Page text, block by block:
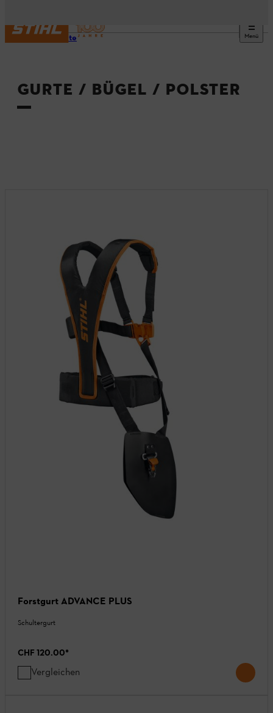
Menü
Startseite
GURTE / BÜGEL / POLSTER
Forstgurt ADVANCE PLUS
Schultergurt
CHF 120.00*
Vergleichen